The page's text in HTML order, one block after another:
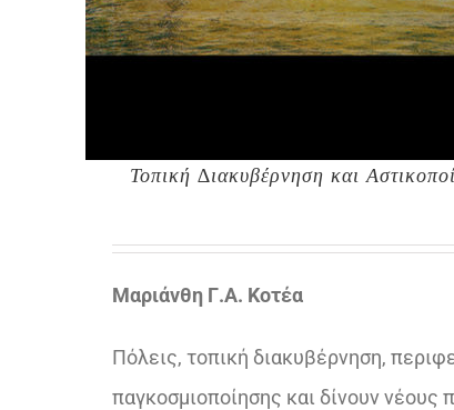
Τοπική ∆ιακυβέρνηση και
Μαριάνθη Γ.Α. Κοτέα
Πόλεις, τοπική διακυβέρνηση,
παγκοσμιοποίησης και δίνουν νέους